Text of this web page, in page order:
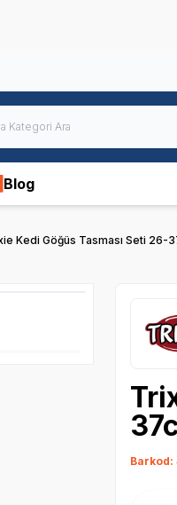
Blog
Kedi Göğüs Tasması Seti 26-
Barkod: